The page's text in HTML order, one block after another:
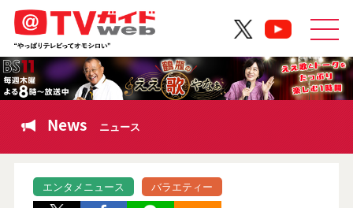
News ニュース
エンタメニュース バラエティー